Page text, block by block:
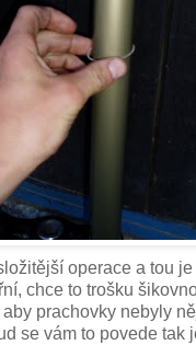
operace a tou
chce to trošku
aby prachovky nebyly
se vám to povede tak